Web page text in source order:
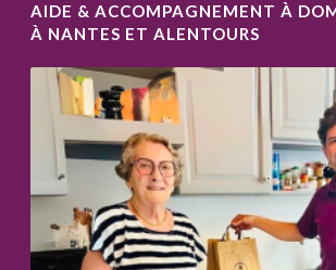
AIDE & ACCOMPAGNEMENT À
À NANTES ET ALENTOURS